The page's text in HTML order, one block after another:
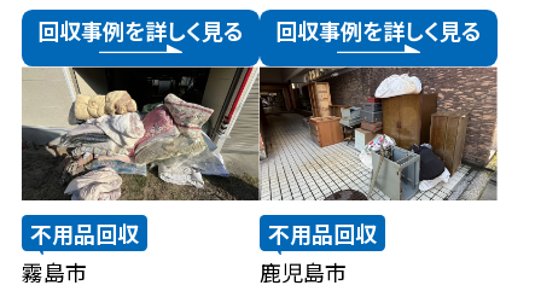
回収事例を詳しく見る 回収事例を詳しく見る
不用品回収
霧島市
不用品回収
鹿児島市